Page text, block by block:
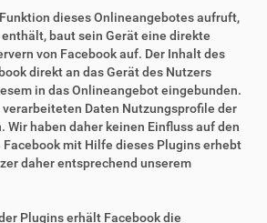
dieses Onlineangebotes aufruft,
baut sein Gerät eine direkte
von Facebook auf. Der Inhalt des
direkt an das Gerät des Nutzers
in das Onlineangebot eingebunden.
verarbeiteten Daten Nutzungsprofile der
Wir haben daher keinen Einfluss auf den
Facebook mit Hilfe dieses Plugins erhebt
daher entsprechend unserem
Plugins erhält Facebook die